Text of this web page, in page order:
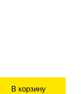
В корзину